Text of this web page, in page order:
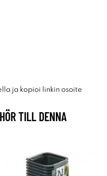
ja kopioi linkin osoite
TILL DENNA